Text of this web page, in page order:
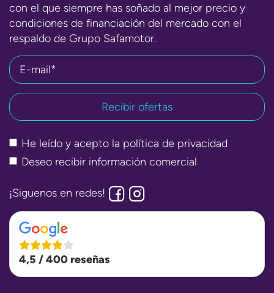
con el que siempre has soñado al mejor precio y
condiciones de financiación del mercado con el
respaldo de Grupo Safamotor.
E-mail*
He leído y acepto la política de privacidad
Deseo recibir información comercial
¡Siguenos en redes!
4,5 / 400 reseñas